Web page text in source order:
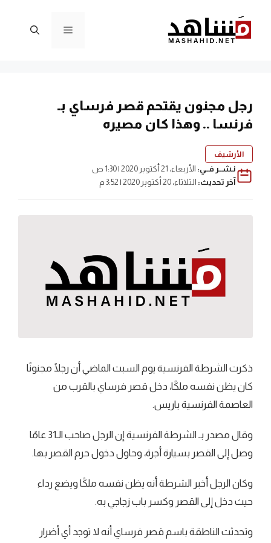
المحتوى
القائمة
رجل مجنون يقتحم قصر فرساي بـ
فرنسا .. وهذا كان مصيره
الأرشيف
نـشــر فــي: الأربعاء، 21 أكتوبر 2020 | 1:30 ص
آخر تحديث: الثلاثاء، 20 أكتوبر 2020 | 3:52 م
ذكرت الشرطة الفرنسية يوم السبت الماضي أن رجلًا مجنونًا
كان يظن نفسه ملكًا، دخل قصر فرساي بالقرب من
العاصمة الفرنسية باريس.
وقال مصدر بـ الشرطة الفرنسية إن الرجل صاحب الـ31 عامًا
وصل إلى القصر بسيارة أجرة، وحاول دخول حرم القصر بها.
وكان الرجل أخبر الشرطة أنه يظن نفسه ملكًا ويضع رداء
حيث دخل إلى القصر وكسر باب زجاجي به.
وتحدثت الناطقة باسم قصر فرساي أنه لا توجد أي أضرار